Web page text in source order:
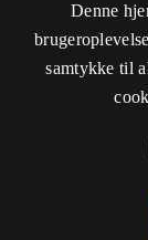
Denne
samtykke til